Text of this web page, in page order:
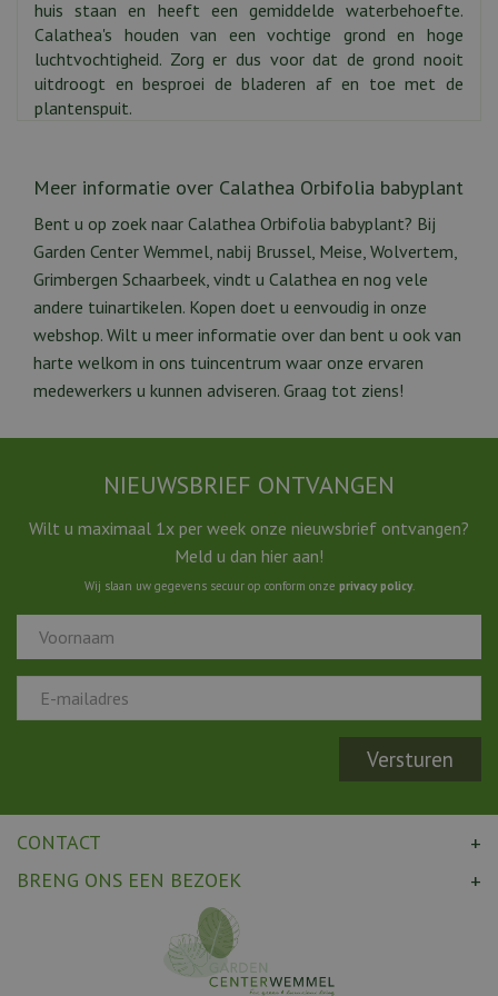
huis staan en heeft een gemiddelde waterbehoefte.
Calathea's houden van een vochtige grond en hoge
luchtvochtigheid. Zorg er dus voor dat de grond nooit
uitdroogt en besproei de bladeren af en toe met de
plantenspuit.
Meer informatie over Calathea Orbifolia babyplant
Bent u op zoek naar Calathea Orbifolia babyplant? Bij
Garden Center Wemmel, nabij Brussel, Meise, Wolvertem,
Grimbergen Schaarbeek, vindt u Calathea en nog vele
andere tuinartikelen. Kopen doet u eenvoudig in onze
webshop. Wilt u meer informatie over dan bent u ook van
harte welkom in ons tuincentrum waar onze ervaren
medewerkers u kunnen adviseren. Graag tot ziens!
NIEUWSBRIEF ONTVANGEN
Wilt u maximaal 1x per week onze nieuwsbrief ontvangen?
Meld u dan hier aan!
Wij slaan uw gegevens secuur op conform onze privacy policy.
CONTACT
BRENG ONS EEN BEZOEK